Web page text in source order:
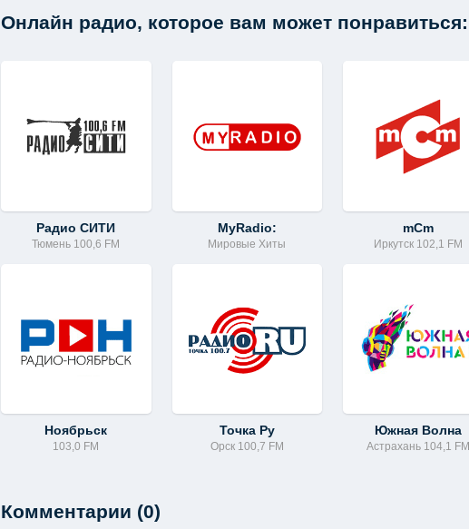
Онлайн радио, которое вам может понравиться:
Радио СИТИ
Тюмень 100,6 FM
MyRadio:
Мировые Хиты
mCm
Иркутск 102,1 FM
Ноябрьск
103,0 FM
Точка Ру
Орск 100,7 FM
Южная Волна
Астрахань 104,1 FM
Комментарии (0)